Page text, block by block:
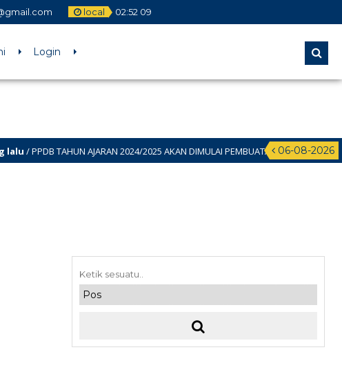
local 02:52 09
Login
06-08-2026
AJARAN 2024/2025 AKAN DIMULAI PEMBUATAN AKUN PADA 11 JUNI 2024